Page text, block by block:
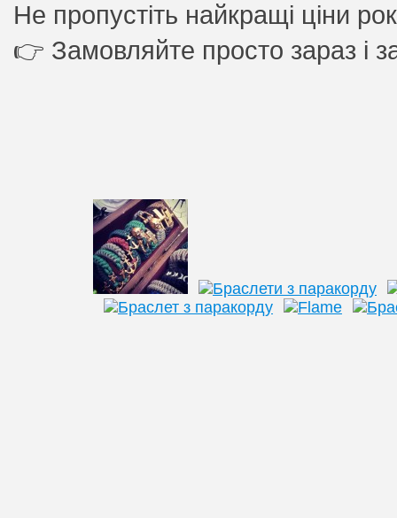
Не пропустіть найкращі ціни
👉 Замовляйте просто зараз і